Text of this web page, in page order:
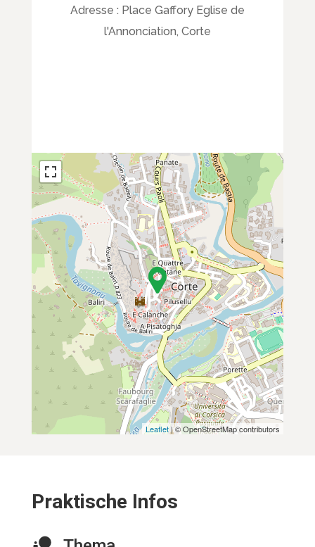
Adresse : Place Gaffory Eglise de
l'Annonciation, Corte
Leaflet | © OpenStreetMap contributors
Praktische Infos